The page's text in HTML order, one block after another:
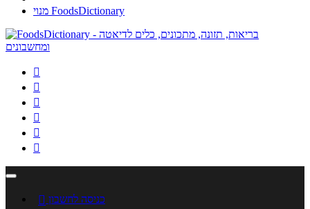
מנוי FoodsDictionary






 כניסה לחשבון